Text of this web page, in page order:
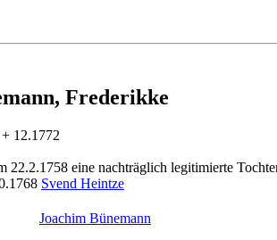
Frederikke
12.1772
22.2.1758 eine nachträglich legitimierte
Svend Heintze
Joachim Bünemann